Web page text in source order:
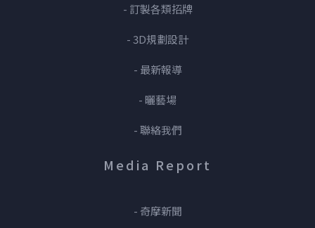
- 訂製各類招牌
- 3D規劃設計
- 最新報導
- 曬藝場
- 聯絡我們
Media Report
- 奇摩新聞